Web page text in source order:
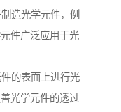
造光学元件，例
件广泛应用于光
的表面上进行光
光学元件的透过